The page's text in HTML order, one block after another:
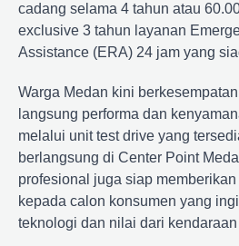
cadang selama 4 tahun atau
exclusive 3 tahun layanan
Assistance (ERA) 24 jam yang
Warga Medan kini
langsung performa dan
melalui unit test drive yang
berlangsung di Center Point
profesional juga siap
kepada calon konsumen yang
teknologi dan nilai dari